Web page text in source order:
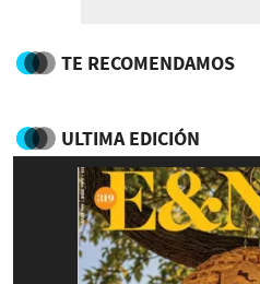
TE RECOMENDAMOS
ULTIMA EDICIÓN